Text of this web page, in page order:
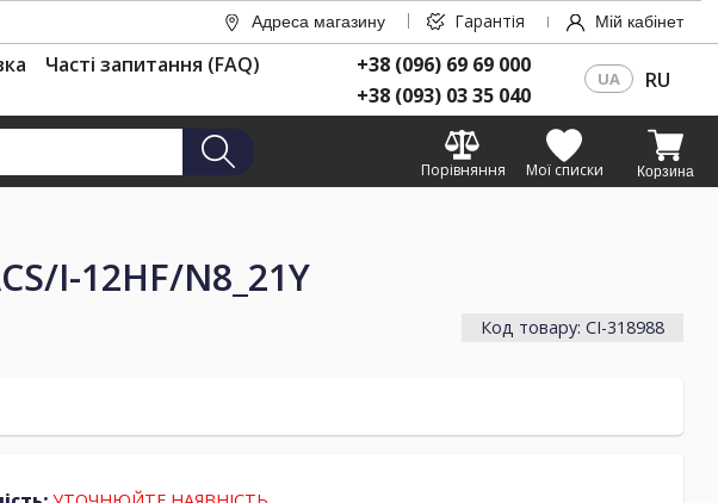
Адреса магазину Гарантія Мій кабінет
Часті запитання (FAQ)
+38 (096) 69 69 000
+38 (093) 03 35 040
UA RU
Порівняння
Мої списки Корзина
I-12HF/N8_21Y
Код товару: CI-318988